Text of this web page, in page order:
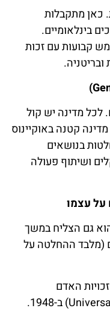
כאן מתקבלות
בינלאומיים.
מתוכן חמש קבועות עם זכות
לכל מדינה יש קול
קטנה באוקיינוס
בנושאים
ושיתוף פעולה
עלעצמו
גם הצליח במשך
(מלבד ההחלטה על
האדם